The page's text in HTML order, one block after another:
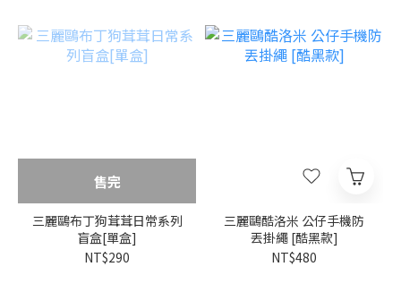
售完
三麗鷗布丁狗茸茸日常系列
盲盒[單盒]
NT$290
三麗鷗酷洛米 公仔手機防
丟掛繩 [酷黑款]
NT$480